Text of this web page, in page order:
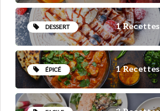
DESSERT 1 Recettes
ÉPICÉ 1 Recettes